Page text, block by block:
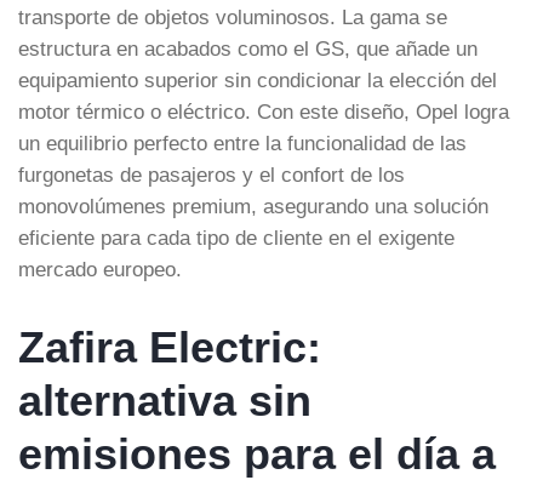
transporte de objetos voluminosos. La gama se
estructura en acabados como el GS, que añade un
equipamiento superior sin condicionar la elección del
motor térmico o eléctrico. Con este diseño, Opel logra
un equilibrio perfecto entre la funcionalidad de las
furgonetas de pasajeros y el confort de los
monovolúmenes premium, asegurando una solución
eficiente para cada tipo de cliente en el exigente
mercado europeo.
Zafira Electric:
alternativa sin
emisiones para el día a